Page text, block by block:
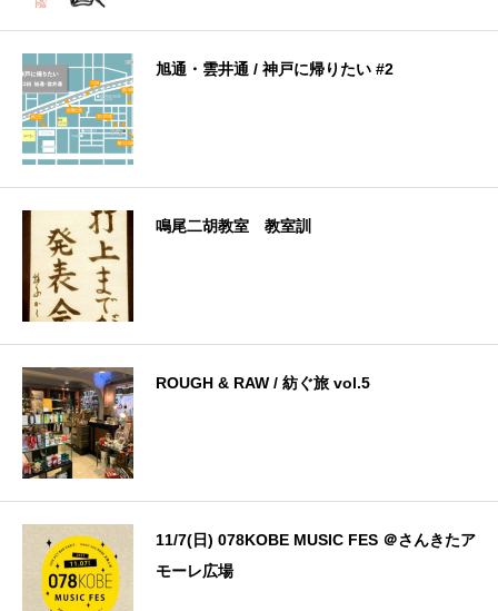
旭通・雲井通 / 神戸に帰りたい #2
鳴尾二胡教室 教室訓
ROUGH & RAW / 紡ぐ旅 vol.5
11/7(日) 078KOBE MUSIC FES ＠さんきたア
モーレ広場